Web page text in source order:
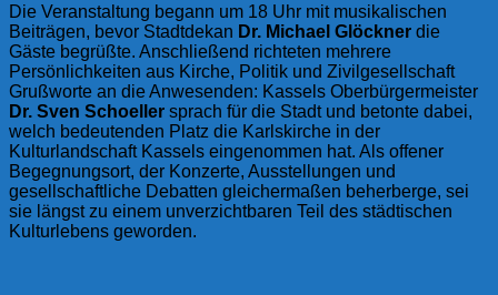
Die Veranstaltung begann um 18 Uhr mit musikalischen
Beiträgen, bevor Stadtdekan Dr. Michael Glöckner die
Gäste begrüßte. Anschließend richteten mehrere
Persönlichkeiten aus Kirche, Politik und Zivilgesellschaft
Grußworte an die Anwesenden: Kassels Oberbürgermeister
Dr. Sven Schoeller sprach für die Stadt und betonte dabei,
welch bedeutenden Platz die Karlskirche in der
Kulturlandschaft Kassels eingenommen hat. Als offener
Begegnungsort, der Konzerte, Ausstellungen und
gesellschaftliche Debatten gleichermaßen beherberge, sei
sie längst zu einem unverzichtbaren Teil des städtischen
Kulturlebens geworden.